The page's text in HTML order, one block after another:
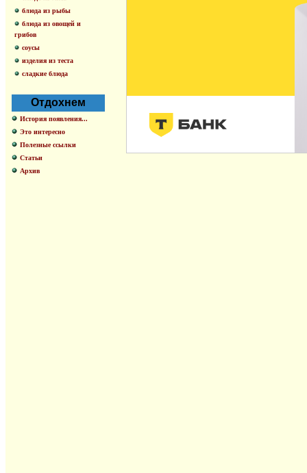
блюда из рыбы
блюда из овощей и
грибов
соусы
изделия из теста
сладкие блюда
Отдохнем
История появления...
Это интересно
Полезные ссылки
Статьи
Архив